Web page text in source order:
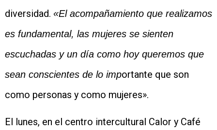
diversidad. «El acompañamiento que realizamos
es fundamental, las mujeres se sienten
escuchadas y un día como hoy queremos que
sean conscientes de lo importante que son
como personas y como mujeres».
El lunes, en el centro intercultural Calor y Café